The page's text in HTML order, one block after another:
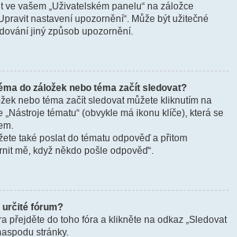
vašem „Uživatelském panelu“ na záložce
nastavení upozornění“. Může být užitečné
jiný způsob upozornění.
do záložek nebo téma začít sledovat?
nebo téma začít sledovat můžete kliknutím na
tématu“ (obvykle má ikonu klíče), která se
také poslat do tématu odpověď a přitom
mě, když někdo pošle odpověď“.
určité fórum?
přejděte do toho fóra a klikněte na odkaz „Sledovat
stránky.